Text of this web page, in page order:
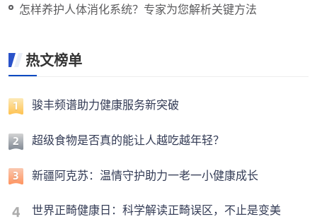
怎样养护人体消化系统？专家为您解析关键方法
热文榜单
骏丰频谱助力健康服务新突破
超级食物是否真的能让人越吃越年轻？
新疆阿克苏：温情守护助力一老一小健康成长
世界正畸健康日：科学解读正畸误区，不止是变美